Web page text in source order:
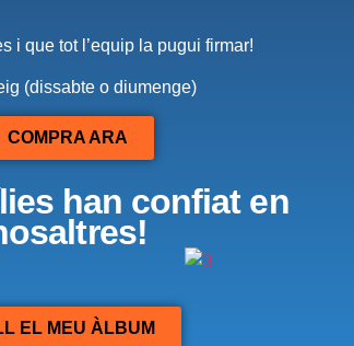
i que tot l’equip la pugui firmar!
(dissabte o diumenge)
COMPRA ARA
han confiat en
EL MEU ÀLBUM